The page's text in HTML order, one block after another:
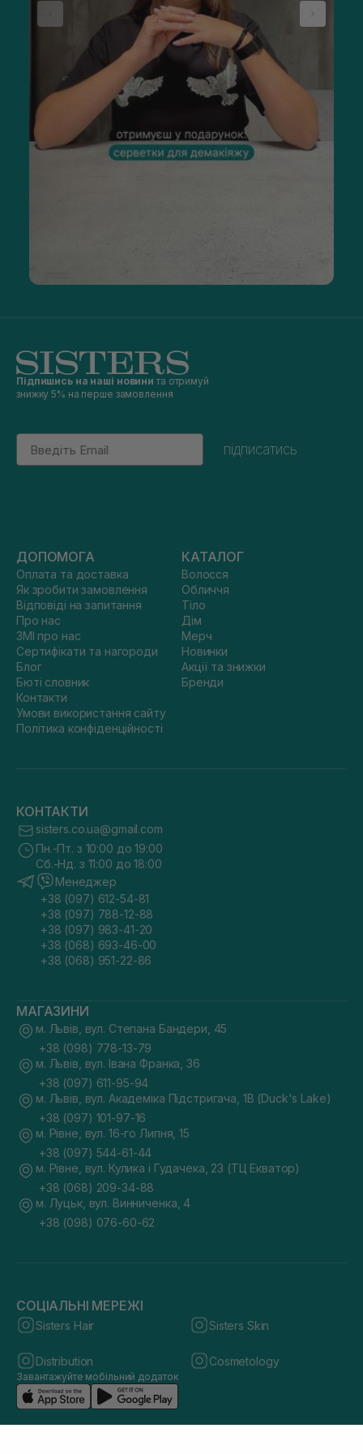
Підпишись на наші новини та отримуй
знижку 5% на перше замовлення
Email
підписатись
ДОПОМОГА
Оплата та доставка
Як зробити замовлення
Відповіді на запитання
Про нас
ЗМІ про нас
Сертифікати та нагороди
Блог
Бюті словник
Контакти
Умови використання сайту
Політика конфіденційності
КАТАЛОГ
Волосся
Обличчя
Тіло
Дім
Мерч
Новинки
Акції та знижки
Бренди
КОНТАКТИ
sisters.co.ua@gmail.com
Пн.-Пт. з 10:00 до 19:00
Сб.-Нд. з 11:00 до 18:00
Менеджер
+38 (097) 612-54-81
+38 (097) 788-12-88
+38 (097) 983-41-20
+38 (068) 693-46-00
+38 (068) 951-22-86
МАГАЗИНИ
м. Львів, вул. Степана Бандери, 45
+38 (098) 778-13-79
м. Львів, вул. Івана Франка, 36
+38 (097) 611-95-94
м. Львів, вул. Академіка Підстригача, 1В (Duck's Lake)
+38 (097) 101-97-16
м. Рівне, вул. 16-го Липня, 15
+38 (097) 544-61-44
м. Рівне, вул. Кулика і Гудачека, 23 (ТЦ Екватор)
+38 (068) 209-34-88
м. Луцьк, вул. Винниченка, 4
+38 (098) 076-60-62
СОЦІАЛЬНІ МЕРЕЖІ
Sisters Hair Sisters Skin
Distribution Cosmetology
Завантажуйте мобільний додаток